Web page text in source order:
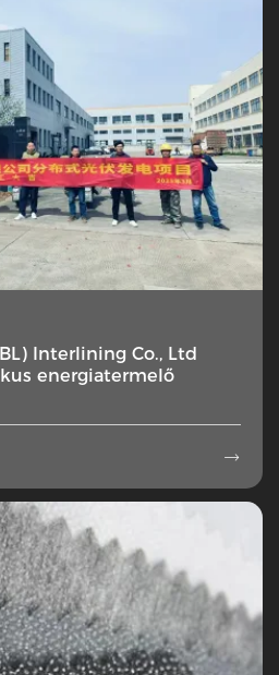
Interlining Co., Ltd
energiatermelő
